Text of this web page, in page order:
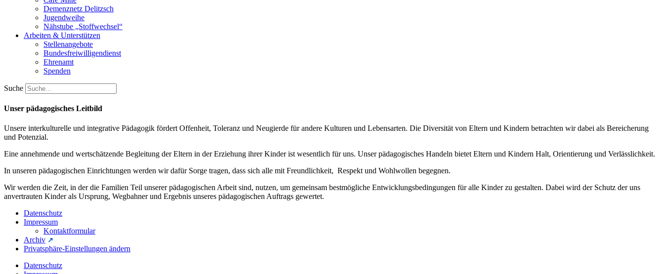
Demenznetz Delitzsch
Jugendweihe
Nähstube „Stoffwechsel“
Arbeiten & Unterstützen
Stellenangebote
Bundesfreiwilligendienst
Ehrenamt
Spenden
Suche
Unser pädagogisches Leitbild
Unsere interkulturelle und integrative Pädagogik fördert Offenheit, Toleranz und Neugierde für andere Kulturen und Lebensarten. Die Diversität von Eltern und Kindern betrachten wir dabei als Bereicherung
und Potenzial.
Eine annehmende und wertschätzende Begleitung der Eltern in der Erziehung ihrer Kinder ist wesentlich für uns. Unser pädagogisches Handeln bietet Eltern und Kindern Halt, Orientierung und Verlässlichkeit.
In unseren pädagogischen Einrichtungen werden wir dafür Sorge tragen, dass sich alle mit Freundlichkeit, Respekt und Wohlwollen begegnen.
Wir werden die Zeit, in der die Familien Teil unserer pädagogischen Arbeit sind, nutzen, um gemeinsam bestmögliche Entwicklungsbedingungen für alle Kinder zu gestalten. Dabei wird der Schutz der uns
anvertrauten Kinder als Ursprung, Wegbahner und Ergebnis unseres pädagogischen Auftrags gewertet.
Datenschutz
Impressum
Kontaktformular
Archiv
Privatsphäre-Einstellungen ändern
Datenschutz